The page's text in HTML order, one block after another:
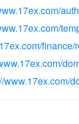
finance/
www.17ex.com/